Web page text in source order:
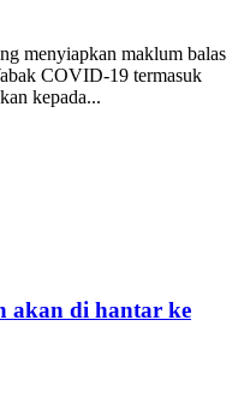
menyiapkan maklum balas
COVID-19 termasuk
kepada...
akan di hantar ke